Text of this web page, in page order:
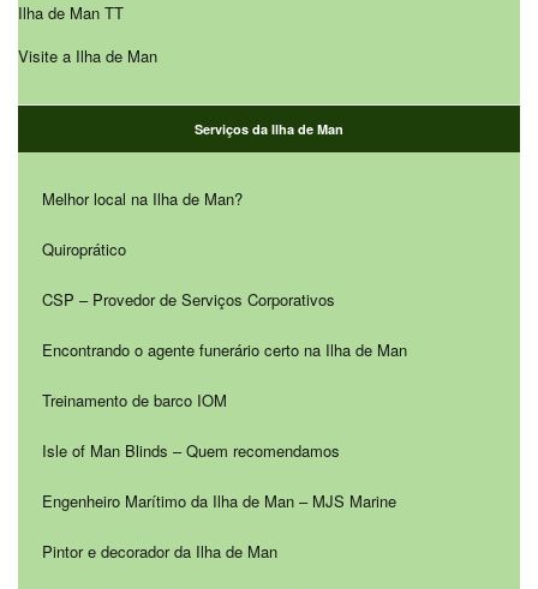
Ilha de Man TT
Visite a Ilha de Man
Serviços da Ilha de Man
Melhor local na Ilha de Man?
Quiroprático
CSP – Provedor de Serviços Corporativos
Encontrando o agente funerário certo na Ilha de Man
Treinamento de barco IOM
Isle of Man Blinds – Quem recomendamos
Engenheiro Marítimo da Ilha de Man – MJS Marine
Pintor e decorador da Ilha de Man